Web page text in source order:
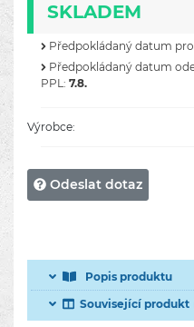
SKLADEM
Předpokládaný datum
Předpokládaný datum
PPL: 7.8.
Výrobce:
Odeslat dotaz
Popis produktu
Související produkt